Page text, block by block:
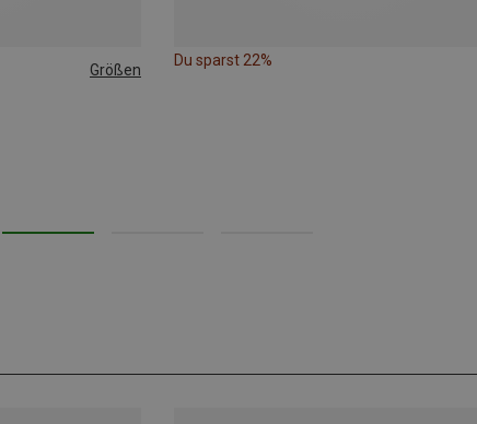
Größen
Du sparst 22%